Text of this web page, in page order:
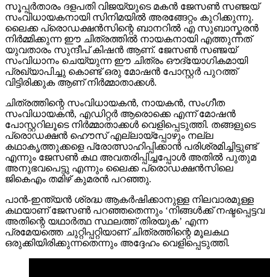
സൂപ്പർതാരം ദളപതി വിജയ്‌യുടെ മകൻ ജേസൺ സഞ്ജയ്
സംവിധായകനായി സിനിമയിൽ അരങ്ങേറ്റം കുറിക്കുന്നു.
ലൈക്ക പ്രൊഡക്ഷൻസിന്റെ ബാനറിൽ എ സുബാസ്കരൻ
നിർമ്മിക്കുന്ന ഈ ചിത്രത്തിൽ നായകനായി എത്തുന്നത്
യുവതാരം സുന്ദീപ് കിഷൻ ആണ്. ജേസൺ സഞ്ജയ്
സംവിധാനം ചെയ്യുന്ന ഈ ചിത്രം ഔദ്യോഗികമായി
പ്രഖ്യാപിച്ചു കൊണ്ട് ഒരു മോഷൻ പോസ്റ്റർ പുറത്ത്
വിട്ടിരിക്കുക ആണ് നിർമ്മാതാക്കൾ.
ചിത്രത്തിന്റെ സംവിധായകൻ, നായകൻ, സംഗീത
സംവിധായകൻ, എഡിറ്റർ ആരൊക്കെ എന്ന് മോഷൻ
പോസ്റ്ററിലൂടെ നിർമ്മാതാക്കൾ വെളിപ്പെടുത്തി. തങ്ങളുടെ
പ്രൊഡക്ഷൻ ഹൌസ് എല്ലായ്പ്പോഴും നല്ല
കഥാകൃത്തുക്കളെ പ്രോത്സാഹിപ്പിക്കാൻ പരിശ്രമിച്ചിട്ടുണ്ട്
എന്നും ജേസൺ കഥ അവതരിപ്പിച്ചപ്പോൾ അതിൽ പുതുമ
അനുഭവപെട്ടു എന്നും ലൈക്ക പ്രൊഡക്ഷൻസിലെ
ജികെഎം തമിഴ് കുമരൻ പറഞ്ഞു.
പാൻ-ഇന്ത്യൻ ശ്രദ്ധ ആകർഷിക്കാനുള്ള നിലവാരമുള്ള
കഥയാണ് ജേസൺ പറഞ്ഞതെന്നും ‘നിങ്ങൾക്ക് നഷ്ടപ്പെട്ടവ
അതിന്റെ യഥാർത്ഥ സ്ഥലത്ത് തിരയുക’ എന്ന
പ്രമേയത്തെ ചുറ്റിപ്പറ്റിയാണ് ചിത്രത്തിന്റെ മൂലകഥ
ഒരുക്കിയിരിക്കുന്നതെന്നും അദ്ദേഹം വെളിപ്പെടുത്തി.